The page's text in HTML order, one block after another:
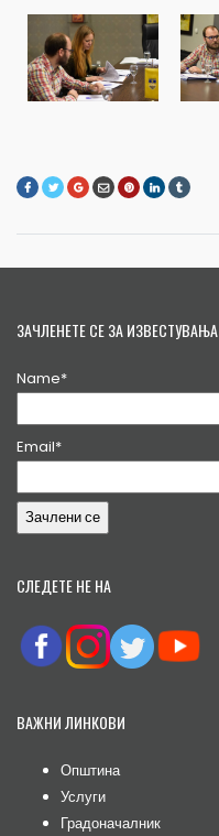
ЗАЧЛЕНЕТЕ СЕ ЗА ИЗВЕСТУВАЊА
Name*
Email*
СЛЕДЕТЕ НЕ НА
ВАЖНИ ЛИНКОВИ
Општина
Услуги
Градоначалник